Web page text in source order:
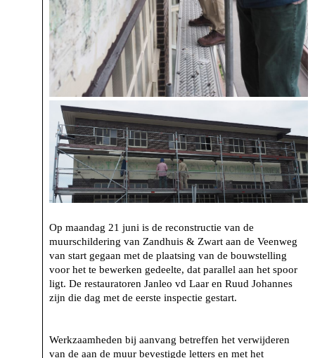
Op maandag 21 juni is de reconstructie van de
muurschildering van Zandhuis & Zwart aan de Veenweg
van start gegaan met de plaatsing van de bouwstelling
voor het te bewerken gedeelte, dat parallel aan het spoor
ligt. De restauratoren Janleo vd Laar en Ruud Johannes
zijn die dag met de eerste inspectie gestart.
Werkzaamheden bij aanvang betreffen het verwijderen
van de aan de muur bevestigde letters en met het